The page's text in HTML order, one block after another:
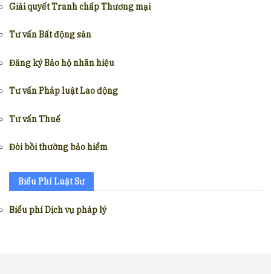
Giải quyết Tranh chấp Thương mại
Tư vấn Bất động sản
Đăng ký Bảo hộ nhãn hiệu
Tư vấn Pháp luật Lao động
Tư vấn Thuế
Đòi bồi thường bảo hiểm
Biểu Phí Luật Sư
Biểu phí Dịch vụ pháp lý